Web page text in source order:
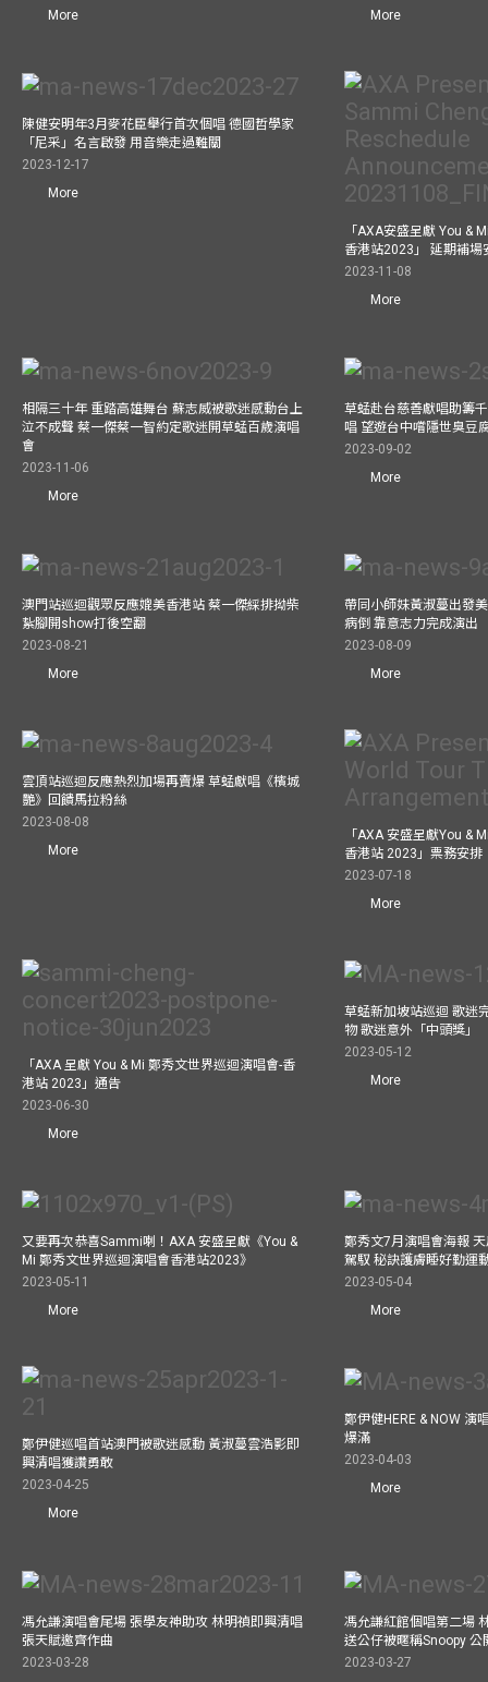
More
More
陳健安明年3月麥花臣舉行首次個唱 德國哲學家
「尼采」名言啟發 用音樂走過難關
2023-12-17
More
「AXA安盛呈獻 You &
香港站2023」 延期補場
2023-11-08
More
相隔三十年 重踏高雄舞台 蘇志威被歌迷感動台上
泣不成聲 蔡一傑蔡一智約定歌迷開草蜢百歲演唱
會
2023-11-06
More
草蜢赴台慈善獻唱助籌
唱 望遊台中嚐隱世臭豆
2023-09-02
More
澳門站巡迴觀眾反應媲美香港站 蔡一傑綵排拗柴
紥腳開show打後空翻
2023-08-21
More
帶同小師妹黃淑蔓出發
病倒 靠意志力完成演出
2023-08-09
More
雲頂站巡迴反應熱烈加場再賣爆 草蜢獻唱《檳城
艷》回饋馬拉粉絲
2023-08-08
More
「AXA 安盛呈獻You &
香港站 2023」票務安排
2023-07-18
More
「AXA 呈獻 You & Mi 鄭秀文世界巡迴演唱會-香
港站 2023」通告
2023-06-30
More
草蜢新加坡站巡迴 歌迷
物 歌迷意外「中頭獎」
2023-05-12
More
又要再次恭喜Sammi喇！AXA 安盛呈獻《You &
Mi 鄭秀文世界巡迴演唱會香港站2023》
2023-05-11
More
鄭秀文7月演唱會海報
駕馭 秘訣護膚睡好勤運
2023-05-04
More
鄭伊健巡唱首站澳門被歌迷感動 黃淑蔓雲浩影即
興清唱獲讚勇敢
2023-04-25
More
鄭伊健HERE & NOW 演
爆滿
2023-04-03
More
馮允謙演唱會尾場 張學友神助攻 林明禎即興清唱
張天賦邀齊作曲
2023-03-28
馮允謙紅館個唱第二場
送公仔被暱稱Snoopy 公
2023-03-27